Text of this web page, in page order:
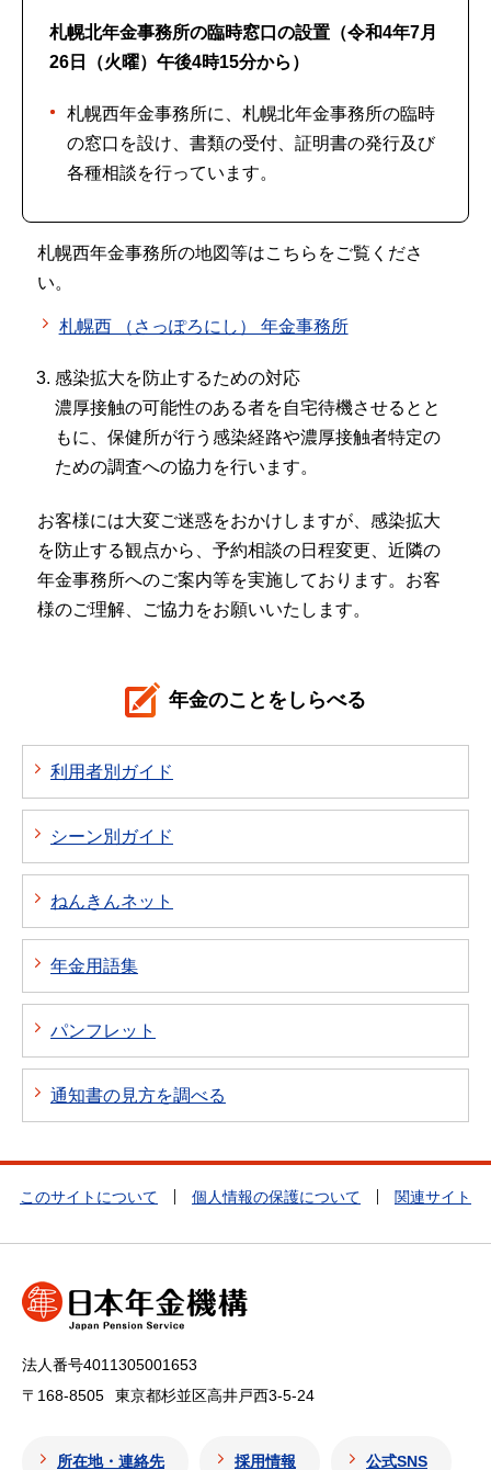
札幌北年金事務所の臨時窓口の設置（令和4年7月
26日（火曜）午後4時15分から）
札幌西年金事務所に、札幌北年金事務所の臨時
の窓口を設け、書類の受付、証明書の発行及び
各種相談を行っています。
札幌西年金事務所の地図等はこちらをご覧くださ
い。
札幌西 （さっぽろにし） 年金事務所
感染拡大を防止するための対応
濃厚接触の可能性のある者を自宅待機させるとと
もに、保健所が行う感染経路や濃厚接触者特定の
ための調査への協力を行います。
お客様には大変ご迷惑をおかけしますが、感染拡大
を防止する観点から、予約相談の日程変更、近隣の
年金事務所へのご案内等を実施しております。お客
様のご理解、ご協力をお願いいたします。
年金のことをしらべる
利用者別ガイド
シーン別ガイド
ねんきんネット
年金用語集
パンフレット
通知書の見方を調べる
このサイトについて 個人情報の保護について 関連サイト
法人番号4011305001653
〒168-8505
東京都杉並区高井戸西3-5-24
所在地・連絡先 採用情報 公式SNS